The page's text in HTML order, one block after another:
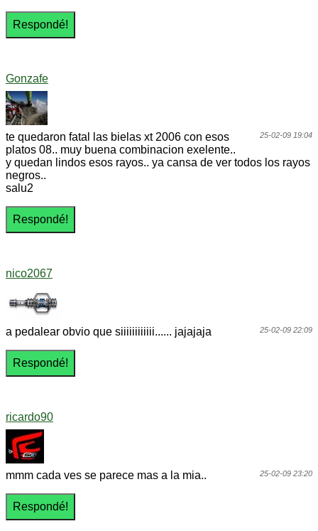
Gonzafe
25-02-09 19:04
te quedaron fatal las bielas xt 2006 con esos
platos 08.. muy buena combinacion exelente..
y quedan lindos esos rayos.. ya cansa de ver todos los rayos
negros..
salu2
nico2067
25-02-09 22:09
a pedalear obvio que siiiiiiiiiiii...... jajajaja
ricardo90
25-02-09 23:20
mmm cada ves se parece mas a la mia..